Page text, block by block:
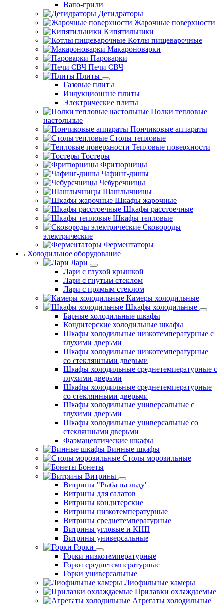
Вапо-грили
Дегидраторы
Жарочные поверхности
Кипятильники
Котлы пищеварочные
Макароноварки
Пароварки
Печи СВЧ
Плиты
Газовые плиты
Индукционные плиты
Электрические плиты
Полки тепловые
настольные
Пончиковые аппараты
Столы тепловые
Тепловые поверхности
Тостеры
Фритюрницы
Чафинг-дишы
Чебуречницы
Шашлычницы
Шкафы жарочные
Шкафы расстоечные
Шкафы тепловые
Сковороды
электрические
Ферментаторы
Холодильное оборудование
Лари
Лари с глухой крышкой
Лари с гнутым стеклом
Лари с прямым стеклом
Камеры холодильные
Шкафы холодильные
Барные холодильные шкафы
Кондитерские холодильные шкафы
Шкафы холодильные низкотемпературные с
глухими дверьми
Шкафы холодильные низкотемпературные
со стеклянными дверьми
Шкафы холодильные среднетемпературные с
глухими дверьми
Шкафы холодильные среднетемпературные
со стеклянными дверьми
Шкафы холодильные универсальные с
глухими дверьми
Шкафы холодильные универсальные со
стеклянными дверьми
Фармацевтические шкафы
Винные шкафы
Столы морозильные
Бонеты
Витрины
Витрины "Рыба на льду"
Витрины для салатов
Витрины кондитерские
Витрины низкотемпературные
Витрины среднетемпературные
Витрины угловые и КНП
Витрины универсальные
Горки
Горки низкотемпературные
Горки среднетемпературные
Горки универсальные
Лиофильные камеры
Прилавки охлаждаемые
Агрегаты холодильные